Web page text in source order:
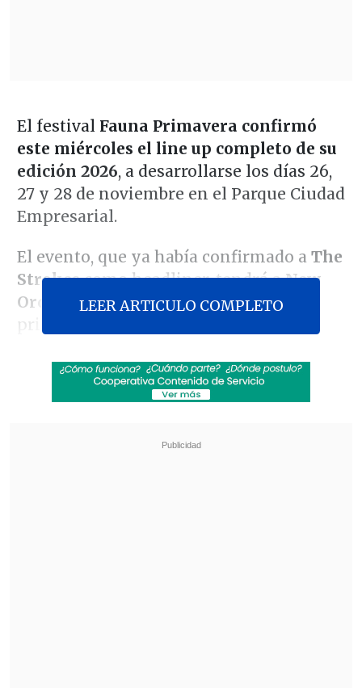
El festival Fauna Primavera confirmó
este miércoles el line up completo de su
edición 2026, a desarrollarse los días 26,
27 y 28 de noviembre en el Parque Ciudad
Empresarial.
El evento, que ya había confirmado aThe
Strokescomo headliner, tendrá aNew
Order y FKA Twigsentre los números
principales.
Revisa también
Filtran audios de las disculpas de Marité
LEER ARTICULO COMPLETO